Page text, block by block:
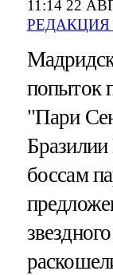
11:14 22
РЕДАКЦИЯ
попыток
"Пари
боссам